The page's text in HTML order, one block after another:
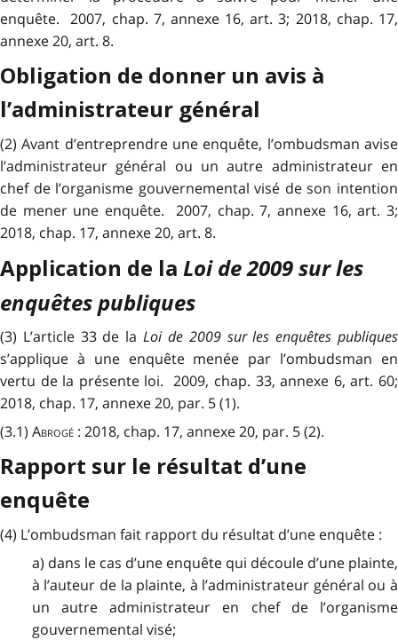
enquête. 2007, chap. 7, annexe 16, art. 3; 2018, chap. 17,
annexe 20, art. 8.
Obligation de donner un avis à
l’administrateur général
(2) Avant d’entreprendre une enquête, l’ombudsman avise
l’administrateur général ou un autre administrateur en
chef de l’organisme gouvernemental visé de son intention
de mener une enquête. 2007, chap. 7, annexe 16, art. 3;
2018, chap. 17, annexe 20, art. 8.
Application de la Loi de 2009 sur les
enquêtes publiques
(3) L’article 33 de laLoi de 2009 sur les enquêtes publiques
s’applique à une enquête menée par l’ombudsman en
vertu de la présente loi. 2009, chap. 33, annexe 6, art. 60;
2018, chap. 17, annexe 20, par. 5 (1).
(3.1) Abrogé : 2018, chap. 17, annexe 20, par. 5 (2).
Rapport sur le résultat d’une
enquête
(4) L’ombudsman fait rapport du résultat d’une enquête :
a) dans le cas d’une enquête qui découle d’une plainte,
à l’auteur de la plainte, à l’administrateur général ou à
un autre administrateur en chef de l’organisme
gouvernemental visé;